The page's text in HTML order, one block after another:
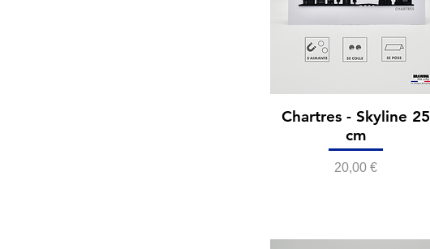
Chartres - Skyline 25
cm
Prix
20,00 €